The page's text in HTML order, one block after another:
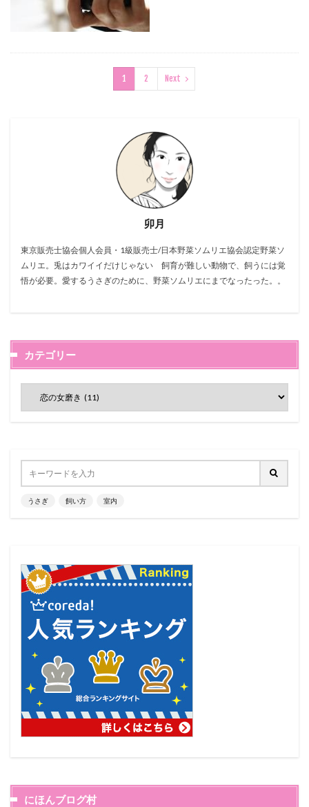
1 2 Next
卯月
東京販売士協会個人会員・1級販売士/日本野菜ソムリエ協会認定野菜ソ
ムリエ。兎はカワイイだけじゃない 飼育が難しい動物で、飼うには覚
悟が必要。愛するうさぎのために、野菜ソムリエにまでなったった。。
カテゴリー
うさぎ 飼い方 室内
にほんブログ村